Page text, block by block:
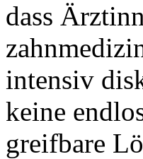
dass
intensiv
keine
greifbare